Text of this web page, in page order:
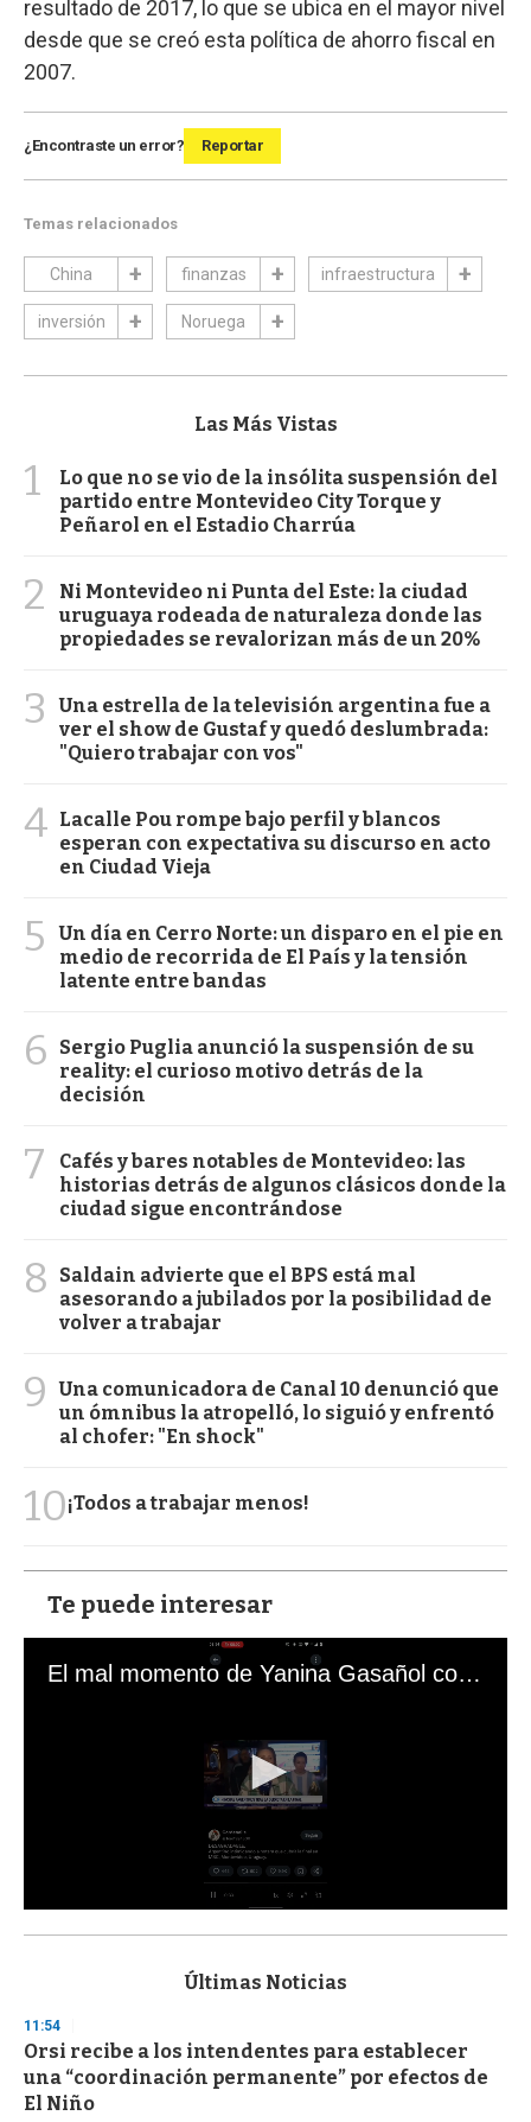
resultado de 2017, lo que se ubica en el mayor nivel
desde que se creó esta política de ahorro fiscal en
2007.
¿Encontraste un error? Reportar
Temas relacionados
China finanzas infraestructura
inversión Noruega
Las Más Vistas
1
Lo que no se vio de la insólita suspensión del
partido entre Montevideo City Torque y
Peñarol en el Estadio Charrúa
2
Ni Montevideo ni Punta del Este: la ciudad
uruguaya rodeada de naturaleza donde las
propiedades se revalorizan más de un 20%
3
Una estrella de la televisión argentina fue a
ver el show de Gustaf y quedó deslumbrada:
"Quiero trabajar con vos"
4 Lacalle Pou rompe bajo perfil y blancos
esperan con expectativa su discurso en acto
en Ciudad Vieja
5
Un día en Cerro Norte: un disparo en el pie en
medio de recorrida de El País y la tensión
latente entre bandas
6
Sergio Puglia anunció la suspensión de su
reality: el curioso motivo detrás de la
decisión
7
Cafés y bares notables de Montevideo: las
historias detrás de algunos clásicos donde la
ciudad sigue encontrándose
8
Saldain advierte que el BPS está mal
asesorando a jubilados por la posibilidad de
volver a trabajar
9
Una comunicadora de Canal 10 denunció que
un ómnibus la atropelló, lo siguió y enfrentó
al chofer: "En shock"
10¡Todos a trabajar menos!
Te puede interesar
El mal momento de Yanina Gasañol con un hincha argentino en "Subrayado"
s
d
s
o
f
3
Últimas Noticias
11:54
Orsi recibe a los intendentes para establecer
una “coordinación permanente” por efectos de
El Niño